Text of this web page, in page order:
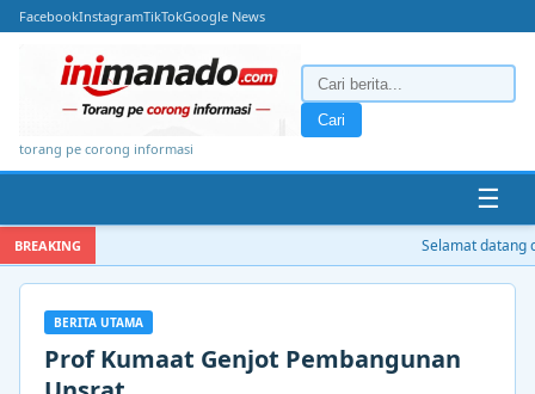
FacebookInstagramTikTokGoogle News
torang pe corong informasi
Cari
☰
BREAKING Selamat datang
BERITA UTAMA
Prof Kumaat Genjot Pembangunan